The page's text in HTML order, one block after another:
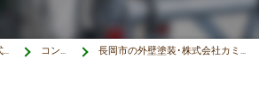
長岡市の外壁塗装は株式会社カミムラ塗装 コンセプト 長岡市の外壁塗装･株式会社カミムラ塗装のお客様の声